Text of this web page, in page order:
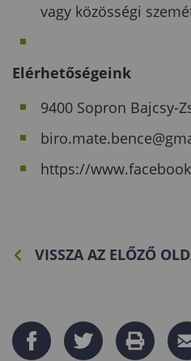
vagy közösségi
Elérhetőségeink
9400 Sopron Bajcsy-
https://
VISSZA AZ ELŐZŐ